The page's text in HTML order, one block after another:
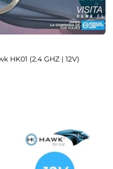
HK01 (2.4 GHZ | 12V)